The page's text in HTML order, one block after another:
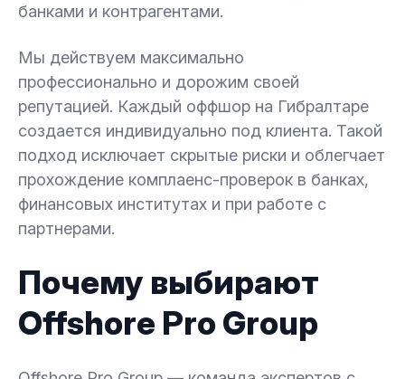
банками и контрагентами.
Мы действуем максимально
профессионально и дорожим своей
репутацией. Каждый оффшор на Гибралтаре
создается индивидуально под клиента. Такой
подход исключает скрытые риски и облегчает
прохождение комплаенс-проверок в банках,
финансовых институтах и при работе с
партнерами.
Почему выбирают
Offshore Pro Group